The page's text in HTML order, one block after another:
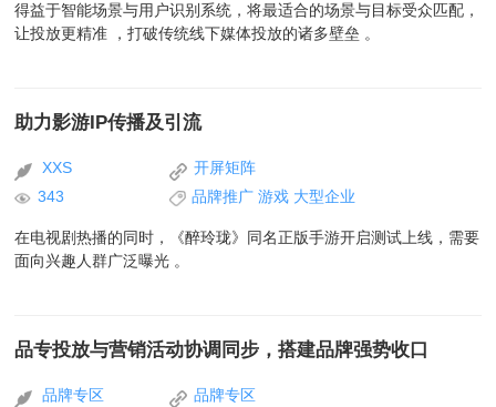
得益于智能场景与用户识别系统，将最适合的场景与目标受众匹配，
让投放更精准 ，打破传统线下媒体投放的诸多壁垒 。
助力影游IP传播及引流
XXS
开屏矩阵
343
品牌推广 游戏 大型企业
在电视剧热播的同时，《醉玲珑》同名正版手游开启测试上线，需要
面向兴趣人群广泛曝光 。
品专投放与营销活动协调同步，搭建品牌强势收口
品牌专区 品牌专区